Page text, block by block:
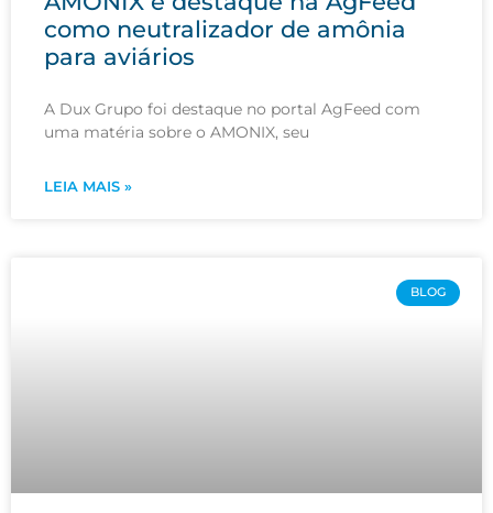
como neutralizador de amônia
para aviários
A Dux Grupo foi destaque no portal AgFeed com
uma matéria sobre o AMONIX, seu
LEIA MAIS »
BLOG